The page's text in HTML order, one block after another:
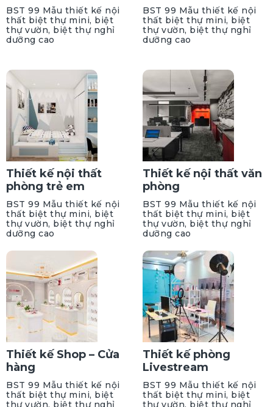
BST 99 Mẫu thiết kế nội
thất biệt thự mini, biệt
thự vườn, biệt thự nghỉ
dưỡng cao
BST 99 Mẫu thiết kế nội
thất biệt thự mini, biệt
thự vườn, biệt thự nghỉ
dưỡng cao
Thiết kế nội thất
phòng trẻ em
BST 99 Mẫu thiết kế nội
thất biệt thự mini, biệt
thự vườn, biệt thự nghỉ
dưỡng cao
Thiết kế nội thất văn
phòng
BST 99 Mẫu thiết kế nội
thất biệt thự mini, biệt
thự vườn, biệt thự nghỉ
dưỡng cao
Thiết kế Shop – Cửa
hàng
BST 99 Mẫu thiết kế nội
thất biệt thự mini, biệt
thự vườn, biệt thự nghỉ
Thiết kế phòng
Livestream
BST 99 Mẫu thiết kế nội
thất biệt thự mini, biệt
thự vườn, biệt thự nghỉ